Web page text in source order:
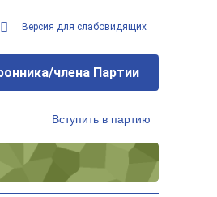
Версия для слабовидящих
члена Партии
Вступить в партию